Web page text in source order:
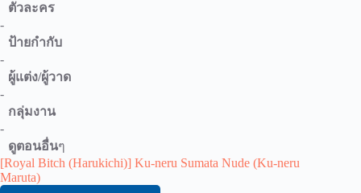
ตัวละคร
-
ป้ายกำกับ
-
ผู้แต่ง/ผู้วาด
-
กลุ่มงาน
-
ดูตอนอื่นๆ
[Royal Bitch (Harukichi)] Ku-neru Sumata Nude (Ku-neru
Maruta)